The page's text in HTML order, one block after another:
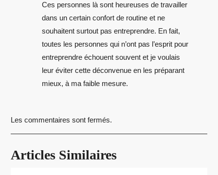
Ces personnes là sont heureuses de travailler
dans un certain confort de routine et ne
souhaitent surtout pas entreprendre. En fait,
toutes les personnes qui n’ont pas l’esprit pour
entreprendre échouent souvent et je voulais
leur éviter cette déconvenue en les préparant
mieux, à ma faible mesure.
Les commentaires sont fermés.
Articles Similaires